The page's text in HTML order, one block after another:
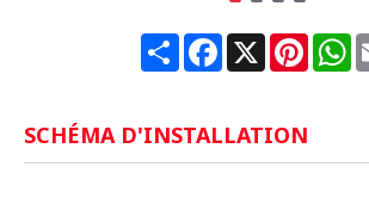
ShareFacebook
X
SCHÉMA D'INSTALLATION